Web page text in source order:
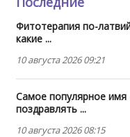
Фитотерапия по-
какие ...
10 августа 2026 09:21
Самое популярное имя
поздравлять ...
10 августа 2026 08:15